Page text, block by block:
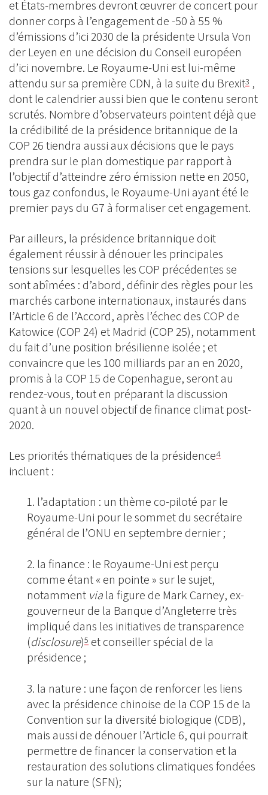
et États-membres devront œuvrer de concert pour
donner corps à l’engagement de -50 à 55 %
d’émissions d’ici 2030 de la présidente Ursula Von
der Leyen en une décision du Conseil européen
d’ici novembre. Le Royaume-Uni est lui-même
attendu sur sa première CDN, à la suite du Brexit3 ,
dont le calendrier aussi bien que le contenu seront
scrutés. Nombre d’observateurs pointent déjà que
la crédibilité de la présidence britannique de la
COP 26 tiendra aussi aux décisions que le pays
prendra sur le plan domestique par rapport à
l’objectif d’atteindre zéro émission nette en 2050,
tous gaz confondus, le Royaume-Uni ayant été le
premier pays du G7 à formaliser cet engagement.
Par ailleurs, la présidence britannique doit
également réussir à dénouer les principales
tensions sur lesquelles les COP précédentes se
sont abîmées : d’abord, définir des règles pour les
marchés carbone internationaux, instaurés dans
l’Article 6 de l’Accord, après l’échec des COP de
Katowice (COP 24) et Madrid (COP 25), notamment
du fait d’une position brésilienne isolée ; et
convaincre que les 100 milliards par an en 2020,
promis à la COP 15 de Copenhague, seront au
rendez-vous, tout en préparant la discussion
quant à un nouvel objectif de finance climat post-
2020.
Les priorités thématiques de la présidence4
incluent :
l’adaptation : un thème co-piloté par le
Royaume-Uni pour le sommet du secrétaire
général de l’ONU en septembre dernier ;
la finance : le Royaume-Uni est perçu
comme étant « en pointe » sur le sujet,
notamment viala figure de Mark Carney, ex-
gouverneur de la Banque d’Angleterre très
impliqué dans les initiatives de transparence
(disclosure)5 et conseiller spécial de la
présidence ;
la nature : une façon de renforcer les liens
avec la présidence chinoise de la COP 15 de la
Convention sur la diversité biologique (CDB),
mais aussi de dénouer l’Article 6, qui pourrait
permettre de financer la conservation et la
restauration des solutions climatiques fondées
sur la nature (SFN);